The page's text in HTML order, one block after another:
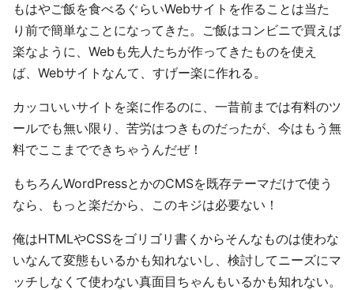
もはやご飯を食べるぐらいWebサイトを作ることは当た
り前で簡単なことになってきた。ご飯はコンビニで買えば
楽なように、Webも先人たちが作ってきたものを使え
ば、Webサイトなんて、すげー楽に作れる。
カッコいいサイトを楽に作るのに、一昔前までは有料のツ
ールでも無い限り、苦労はつきものだったが、今はもう無
料でここまでできちゃうんだぜ！
もちろんWordPressとかのCMSを既存テーマだけで使う
なら、もっと楽だから、このキジは必要ない！
俺はHTMLやCSSをゴリゴリ書くからそんなものは使わな
いなんて変態もいるかも知れないし、検討してニーズにマ
ッチしなくて使わない真面目ちゃんもいるかも知れない。